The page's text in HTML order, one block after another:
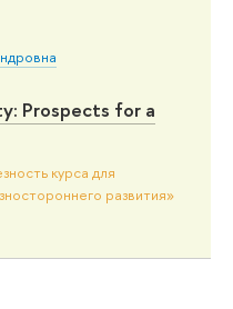
Prospects for a
курса для
развития»